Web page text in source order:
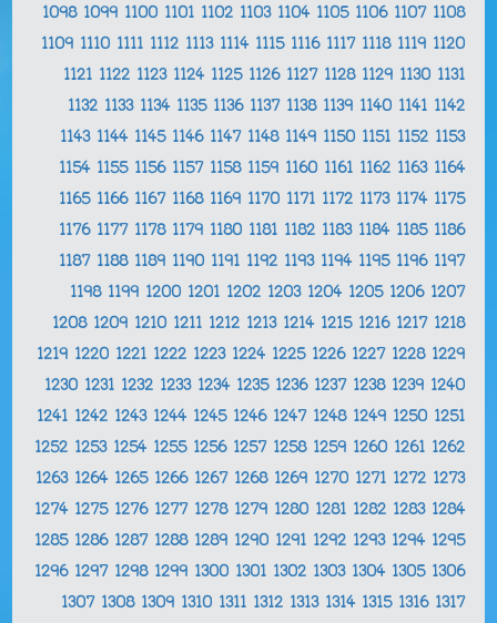
1098 1099 1100 1101 1102 1103 1104 1105 1106 1107 1108
1109 1110 1111 1112 1113 1114 1115 1116 1117 1118 1119 1120
1121 1122 1123 1124 1125 1126 1127 1128 1129 1130 1131
1132 1133 1134 1135 1136 1137 1138 1139 1140 1141 1142
1143 1144 1145 1146 1147 1148 1149 1150 1151 1152 1153
1154 1155 1156 1157 1158 1159 1160 1161 1162 1163 1164
1165 1166 1167 1168 1169 1170 1171 1172 1173 1174 1175
1176 1177 1178 1179 1180 1181 1182 1183 1184 1185 1186
1187 1188 1189 1190 1191 1192 1193 1194 1195 1196 1197
1198 1199 1200 1201 1202 1203 1204 1205 1206 1207
1208 1209 1210 1211 1212 1213 1214 1215 1216 1217 1218
1219 1220 1221 1222 1223 1224 1225 1226 1227 1228 1229
1230 1231 1232 1233 1234 1235 1236 1237 1238 1239 1240
1241 1242 1243 1244 1245 1246 1247 1248 1249 1250 1251
1252 1253 1254 1255 1256 1257 1258 1259 1260 1261 1262
1263 1264 1265 1266 1267 1268 1269 1270 1271 1272 1273
1274 1275 1276 1277 1278 1279 1280 1281 1282 1283 1284
1285 1286 1287 1288 1289 1290 1291 1292 1293 1294 1295
1296 1297 1298 1299 1300 1301 1302 1303 1304 1305 1306
1307 1308 1309 1310 1311 1312 1313 1314 1315 1316 1317